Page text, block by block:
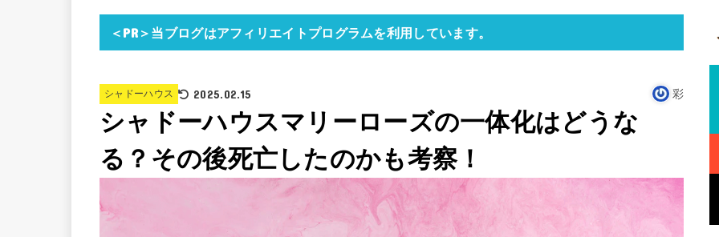
＜PR＞当ブログはアフィリエイトプログラムを利用しています。
シャドーハウス 2025.02.15 彩
シャドーハウスマリーローズの一体化はどうな
る？その後死亡したのかも考察！